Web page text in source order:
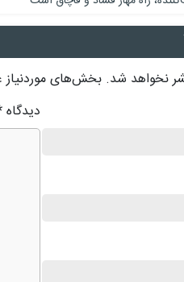
نخواهد شد. بخش‌های موردنیاز
دیدگاه